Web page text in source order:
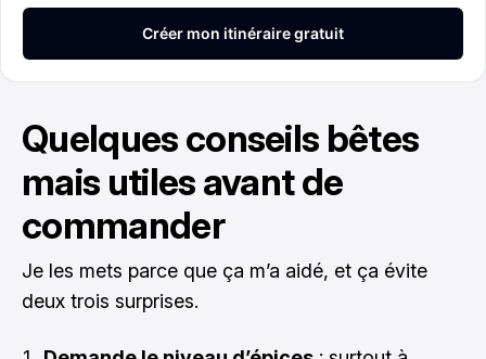
Quelques conseils bêtes
mais utiles avant de
commander
Je les mets parce que ça m’a aidé, et ça évite
deux trois surprises.